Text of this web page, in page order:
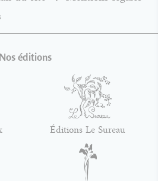
Nos éditions
Éditions Le Sureau